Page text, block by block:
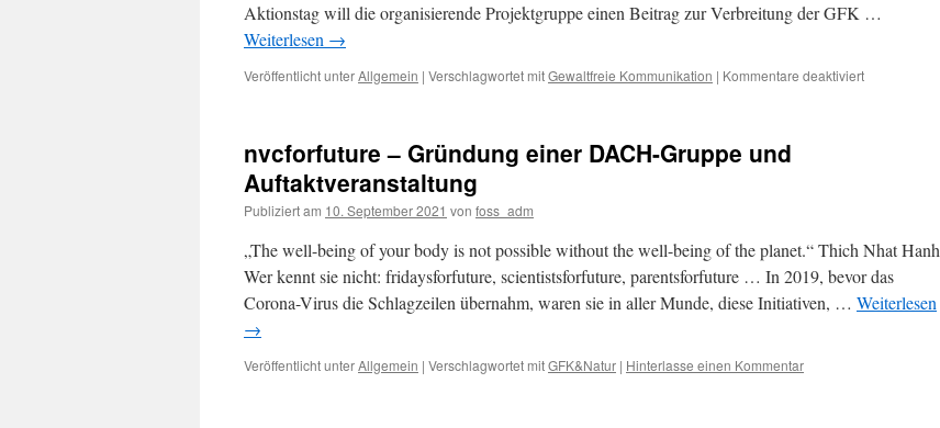
Aktionstag will die organisierende Projektgruppe einen Beitrag zur Verbreitung der GFK …
Weiterlesen →
Veröffentlicht unterAllgemein | Verschlagwortet mitGewaltfreie Kommunikation | Kommentare deaktiviertfür
06.10.
nvcforfuture – Gründung einer DACH-Gruppe und
Auftaktveranstaltung
Publiziert am 10. September 2021 von foss_adm
„The well-being of your body is not possible without the well-being of the planet.“ Thich Nhat Hanh
Wer kennt sie nicht: fridaysforfuture, scientistsforfuture, parentsforfuture … In 2019, bevor das
Corona-Virus die Schlagzeilen übernahm, waren sie in aller Munde, diese Initiativen, … Weiterlesen
→
Veröffentlicht unterAllgemein | Verschlagwortet mitGFK&Natur | Hinterlasse einen Kommentar